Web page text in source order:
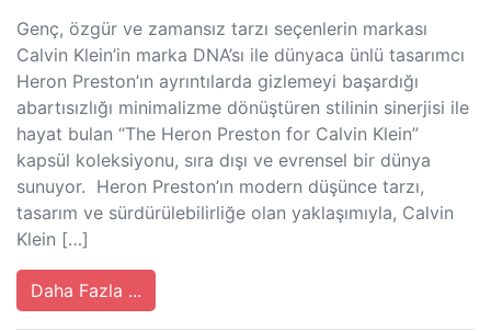
Genç, özgür ve zamansız tarzı seçenlerin markası
Calvin Klein’in marka DNA’sı ile dünyaca ünlü tasarımcı
Heron Preston’ın ayrıntılarda gizlemeyi başardığı
abartısızlığı minimalizme dönüştüren stilinin sinerjisi ile
hayat bulan “The Heron Preston for Calvin Klein”
kapsül koleksiyonu, sıra dışı ve evrensel bir dünya
sunuyor. Heron Preston’ın modern düşünce tarzı,
tasarım ve sürdürülebilirliğe olan yaklaşımıyla, Calvin
Klein […]
Daha Fazla ...